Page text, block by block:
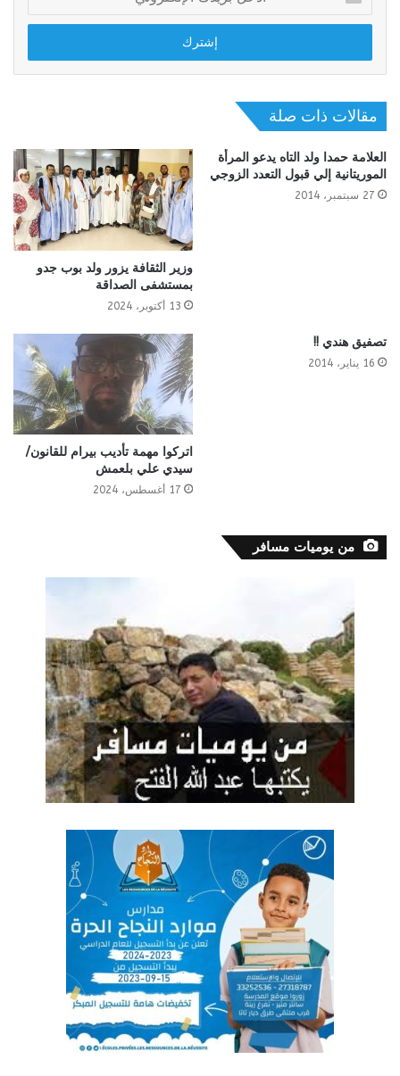
بريدك
الإلكتروني
مقالات ذات صلة
العلامة حمدا ولد التاه يدعو المرأة
الموريتانية إلي قبول التعدد الزوجي
27 سبتمبر، 2014
وزير الثقافة يزور ولد بوب جدو
بمستشفى الصداقة
13 أكتوبر، 2024
تصفيق هندي !!
16 يناير، 2014
اتركوا مهمة تأديب بيرام للقانون/
سيدي علي بلعمش
17 أغسطس، 2024
من يوميات مسافر